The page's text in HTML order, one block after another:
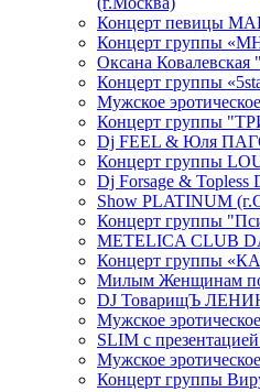
Концерт певицы
Концерт группы
Оксана
Концерт группы
Мужское
Концерт группы
Dj FEEL & Юля
Концерт группы
Dj Forsage & Topless
Show PLATINUM
Концерт группы
METELICA CLUB
Концерт группы
Милым Женщинам
DJ ТоварищЪ
Мужское
SLIM с
Мужское
Концерт группы